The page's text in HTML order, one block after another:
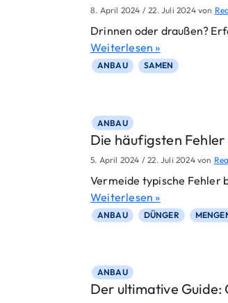
8. April 2024 / 22. Juli 2024von
Drinnen oder draußen?
Weiterlesen »
ANBAU SAMEN
ANBAU
Die häufigsten
5. April 2024 / 22. Juli 2024von
Vermeide typische Fehler
Weiterlesen »
ANBAU DÜNGER
ANBAU
Der ultimative Guide: